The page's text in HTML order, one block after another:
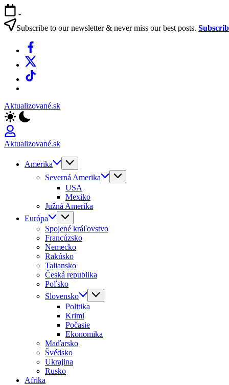
Skip
to
content
-
Subscribe to our newsletter & never miss our best posts.
Facebook
X
TikTok
Aktualizované.sk
Aktualizované.sk
Amerika
Severná Amerika
USA
Mexiko
Južná Amerika
Európa
Spojené kráľovstvo
Francúzsko
Nemecko
Rakúsko
Taliansko
Česká republika
Poľsko
Slovensko
Politika
Krimi
Počasie
Ekonomika
Maďarsko
Švédsko
Ukrajina
Rusko
Afrika